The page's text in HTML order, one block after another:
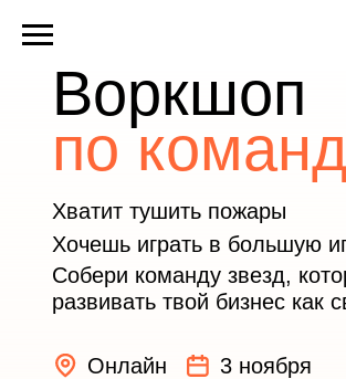
Воркшоп
по
Хватит тушить пожары
Хочешь играть в большую
3 ноября
Онлайн
Собери команду звезд,
развивать твой бизнес как